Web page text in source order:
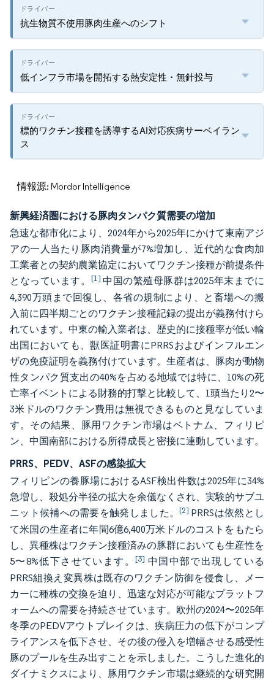
抗生物質不使用豚肉生産へのシフト
低インフラ市場を開拓する熱安定性・無針投与
標的ワクチン接種を誘導するAI対応疾病サーベイラン
ス
情報源: Mordor Intelligence
新興経済圏における豚肉タンパク質需要の増加
急速な都市化により、2024年から2025年にかけて東南アジ
アの一人当たり豚肉消費量が7%増加し、近代的な食肉加
工業者との契約農業協定においてワクチン接種が前提条件
となっています。 [1] 中国の繁殖母豚群は2025年末までに
4,390万頭まで回復し、各省の規制により、と畜場への搬
入前に四半期ごとのワクチン接種記録の提出が義務付けら
れています。中東の輸入業者は、歴史的に接種率が低い輸
出国においても、獣医証明書にPRRSおよびインフルエン
ザの免疫証明を義務付けています。生産者は、豚肉が動物
性タンパク質支出の40%を占める地域では特に、10%の死
亡率イベントによる財務的打撃と比較して、1頭当たり2〜
3米ドルのワクチン費用は無視できるものと見なしていま
す。その結果、豚用ワクチン市場はベトナム、フィリピ
ン、中国南部における所得成長と密接に連動しています。
PRRS、PEDV、ASFの感染拡大
フィリピンの養豚場におけるASF検出件数は2025年に34%
急増し、殺処分半径の拡大を余儀なくされ、実験的サブユ
ニット候補への需要を触発しました。[2] PRRSは依然とし
て米国の生産者に年間6億6,400万米ドルのコストをもたら
し、異種株はワクチン接種済みの豚群においても生産性を
5〜8%低下させています。[3] 中国中部で出現している
PRRS組換え変異株は既存のワクチン防御を侵食し、メー
カーに種株の交換を迫り、迅速な対応が可能なプラットフ
ォームへの需要を持続させています。欧州の2024〜2025年
冬季のPEDVアウトブレイクは、疾病圧力の低下がコンプ
ライアンスを低下させ、その後の侵入を増幅させる感受性
豚のプールを生み出すことを示しました。こうした進化的
ダイナミクスにより、豚用ワクチン市場は継続的な研究開